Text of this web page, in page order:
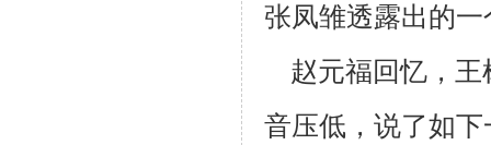
张凤雏透露出的
赵元福回忆，王
音压低，说了如